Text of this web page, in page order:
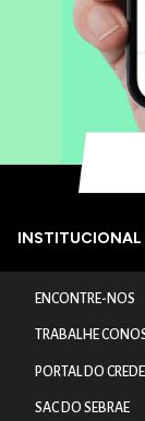
INSTITUCIONAL
ENCONTRE-NOS
TRABALHE
PORTAL DO
SAC DO SEBRAE